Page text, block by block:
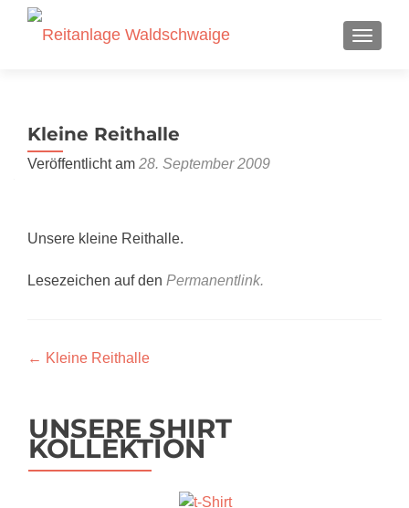
Kleine Reithalle
Veröffentlicht am 28. September 2009
Unsere kleine Reithalle.
Lesezeichen auf den Permanentlink.
Beitragsnavigation
← Kleine Reithalle
UNSERE SHIRT
KOLLEKTION